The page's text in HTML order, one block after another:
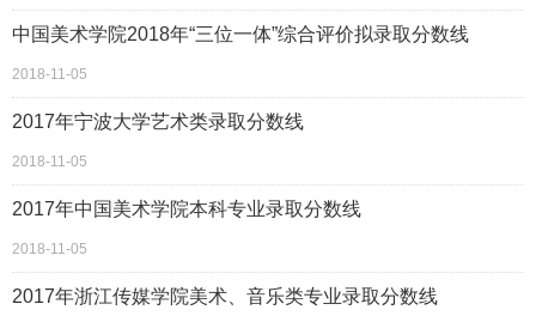
中国美术学院2018年“三位一体”综合评价拟录取分数线
2018-11-05
2017年宁波大学艺术类录取分数线
2018-11-05
2017年中国美术学院本科专业录取分数线
2018-11-05
2017年浙江传媒学院美术、音乐类专业录取分数线